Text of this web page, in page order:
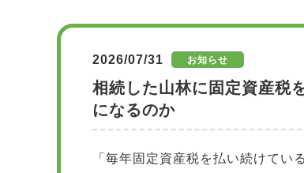
2026/07/31 お知らせ
相続した山林に固定資産税
になるのか
「毎年固定資産税を払い続けて